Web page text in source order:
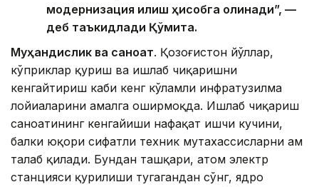
модернизация қилиш ҳисобга олинади”, —
деб таъкидлади Қўмита.
Муҳандислик ва саноат. Қозоғистон йўллар,
кўприклар қуриш ва ишлаб чиқаришни
кенгайтириш каби кенг кўламли инфратузилма
лойиҳаларини амалга оширмоқда. Ишлаб чиқариш
саноатининг кенгайиши нафақат ишчи кучини,
балки юқори сифатли техник мутахассисларни ҳам
талаб қилади. Бундан ташқари, атом электр
станцияси қурилиши тугагандан сўнг, ядро